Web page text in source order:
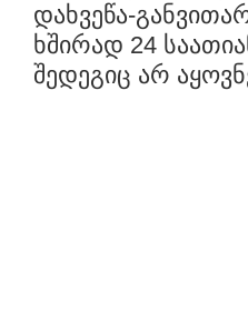
დახვეწა-
ხშირად 24
შედეგიც არ